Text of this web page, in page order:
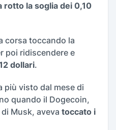
rotto la soglia dei 0,10
corsa toccando la
poi ridiscendere e
dollari.
più visto dal mese di
quando il Dogecoin,
Musk, aveva toccato i